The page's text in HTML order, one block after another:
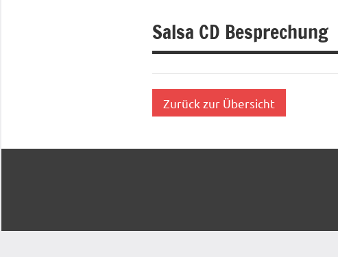
Salsa CD Besprechung
Zurück zur Übersicht